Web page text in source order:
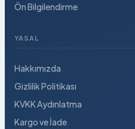
Ön Bilgilendirme
YASAL
Hakkımızda
Gizlilik Politikası
KVKK Aydınlatma
Kargo ve İade